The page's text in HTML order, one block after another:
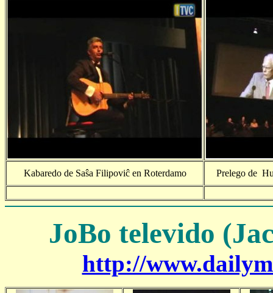
Kabaredo de Saŝa Filipoviĉ en Roterdamo Prelego de
JoBo televido
http://